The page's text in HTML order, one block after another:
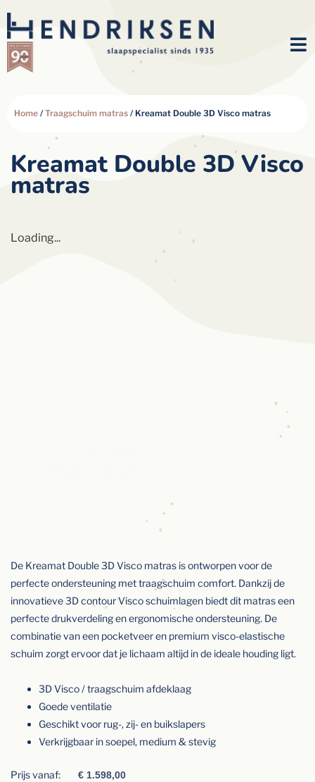
Home / Traagschuim matras / Kreamat Double 3D Visco matras
Kreamat Double 3D Visco
matras
Loading...
De Kreamat Double 3D Visco matras is ontworpen voor de
perfecte ondersteuning met traagschuim comfort. Dankzij de
innovatieve 3D contour Visco schuimlagen biedt dit matras een
perfecte drukverdeling en ergonomische ondersteuning. De
combinatie van een pocketveer en premium visco-elastische
schuim zorgt ervoor dat je lichaam altijd in de ideale houding ligt.
3D Visco / traagschuim afdeklaag
Goede ventilatie
Geschikt voor rug-, zij- en buikslapers
Verkrijgbaar in soepel, medium & stevig
Prijs vanaf: € 1.598,00